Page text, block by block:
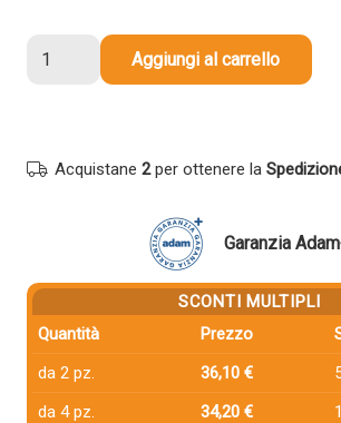
compatibile
GIALLO
Aggiungi al carrello
Acquistane 2per ottenere la
Garanzia
SCONTI MULTIPLI
Quantità
Prezzo
da 2 pz.
36,10 €
da 4 pz.
34,20 €